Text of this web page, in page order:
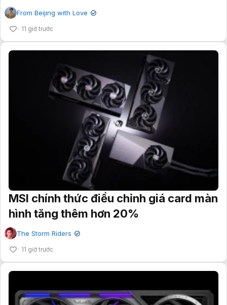
From Beijing with Love ✔
11 giờ trước
MSI chính thức điều chỉnh giá card màn
hình tăng thêm hơn 20%
The Storm Riders ✔
11 giờ trước